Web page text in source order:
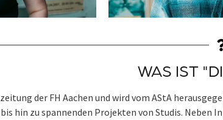
WAS IST
der FH Aachen und wird vom AStA
hin zu spannenden Projekten von Studis. Neben